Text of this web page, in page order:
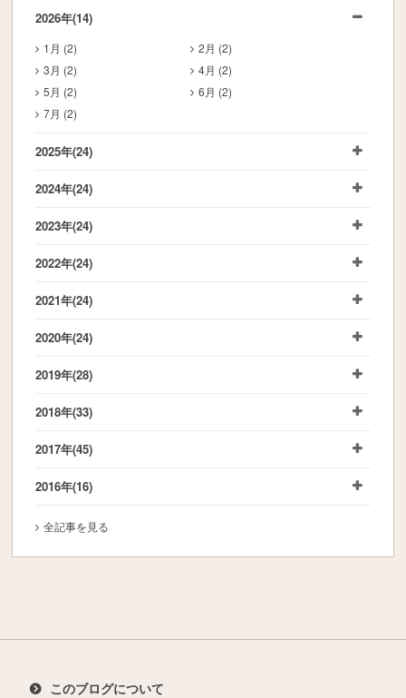
2026年(14)
1月 (2)
2月 (2)
3月 (2)
4月 (2)
5月 (2)
6月 (2)
7月 (2)
2025年(24)
2024年(24)
2023年(24)
2022年(24)
2021年(24)
2020年(24)
2019年(28)
2018年(33)
2017年(45)
2016年(16)
全記事を見る
このブログについて